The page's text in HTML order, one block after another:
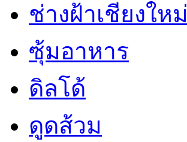
ช่างฝ้าเชียงใหม่
ซุ้มอาหาร
ดิลโด้
ดูดส้วม